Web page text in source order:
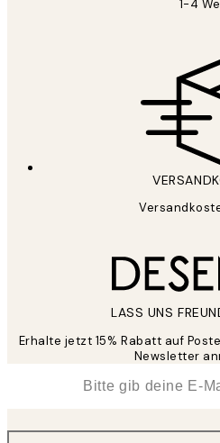
1-4
LASS UNS
Erhalte jetzt 15% Rabatt auf
Newsletter